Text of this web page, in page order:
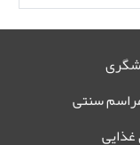
سنتی